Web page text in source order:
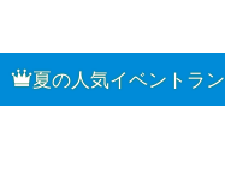
夏の人気イベントラ